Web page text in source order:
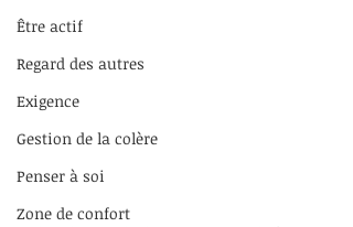
Être actif
Regard des autres
Exigence
Gestion de la colère
Penser à soi
Zone de confort